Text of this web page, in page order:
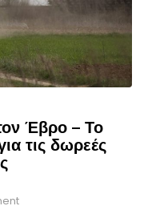
Έβρο – Το
τις δωρεές